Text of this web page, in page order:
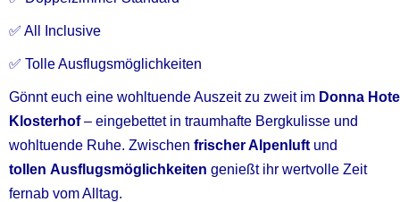
✅ All Inclusive
✅ Tolle Ausflugsmöglichkeiten
Gönnt euch eine wohltuende Auszeit zu zweit im Donna
Klosterhof– eingebettet in traumhafte Bergkulisse und
wohltuende Ruhe. Zwischen frischer Alpenluft und
tollen Ausflugsmöglichkeiten genießt ihr wertvolle Zeit
fernab vom Alltag.